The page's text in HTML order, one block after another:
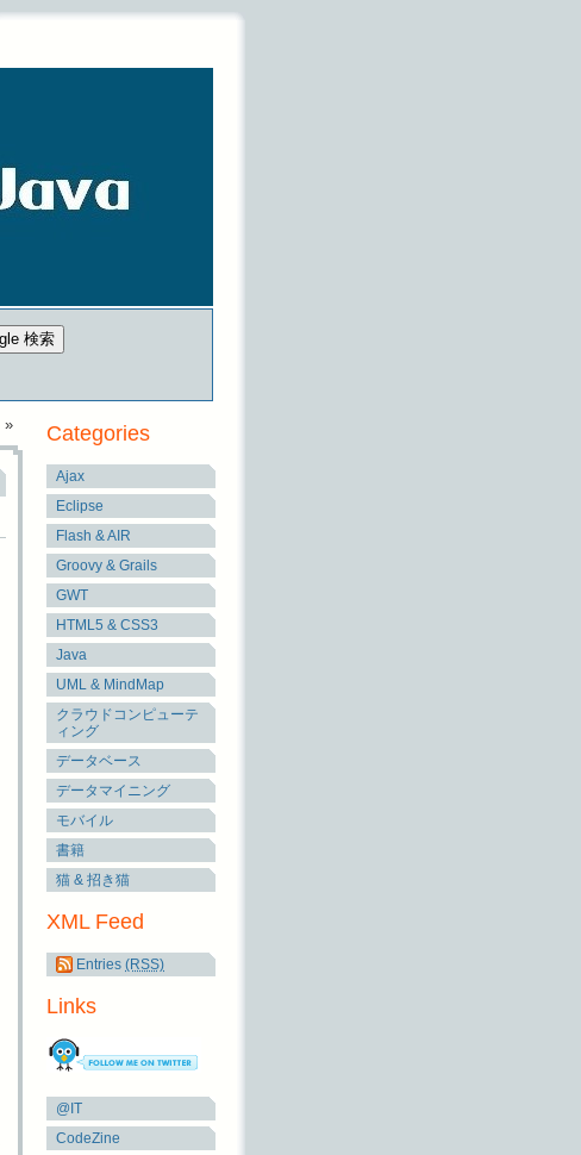
» Categories
Ajax
Eclipse
Flash & AIR
Groovy & Grails
GWT
HTML5 & CSS3
Java
UML & MindMap
クラウドコンピューテ
ィング
データベース
データマイニング
モバイル
書籍
猫 & 招き猫
XML Feed
Entries (RSS)
Links
@IT
CodeZine